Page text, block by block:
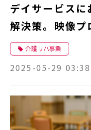
デイサービスに
解決策。映像プ
担を軽減
介護リハ事業
2025-05-29 03:38